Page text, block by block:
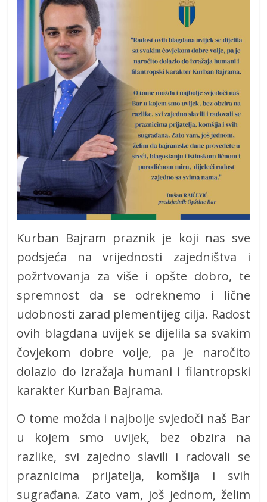
Kurban Bajram praznik je koji nas sve
podsjeća na vrijednosti zajedništva i
požrtvovanja za više i opšte dobro, te
spremnost da se odreknemo i lične
udobnosti zarad plementijeg cilja. Radost
ovih blagdana uvijek se dijelila sa svakim
čovjekom dobre volje, pa je naročito
dolazio do izražaja humani i filantropski
karakter Kurban Bajrama.
O tome možda i najbolje svjedoči naš Bar
u kojem smo uvijek, bez obzira na
razlike, svi zajedno slavili i radovali se
praznicima prijatelja, komšija i svih
sugrađana. Zato vam, još jednom, želim